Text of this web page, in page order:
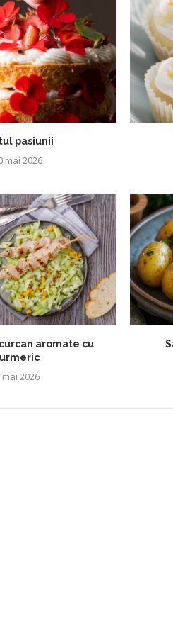
pasiunii
mai 2026
aromate cu
mai 2026